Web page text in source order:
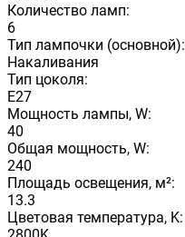
Количество ламп:
6
Тип лампочки (основной):
Накаливания
Тип цоколя:
E27
Мощность лампы, W:
40
Общая мощность, W:
240
Площадь освещения, м²:
13.3
Цветовая температура, K: